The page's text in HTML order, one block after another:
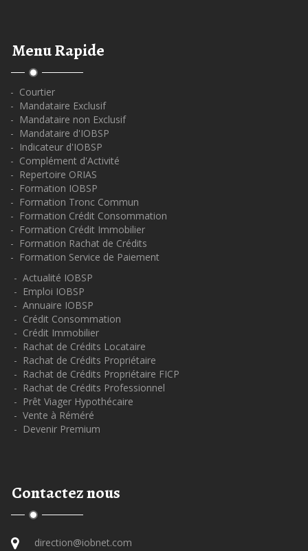
Menu Rapide
- Courtier
- Mandataire Exclusif
- Mandataire non Exclusif
- Mandataire d'IOBSP
- Indicateur d'IOBSP
- Complément d'Activité
- Repertoire ORIAS
- Formation IOBSP
- Formation Tronc Commun
- Formation Crédit Consommation
- Formation Crédit Immobilier
- Formation Rachat de Crédits
- Formation Service de Paiement
- Actualité IOBSP
- Emploi IOBSP
- Annuaire IOBSP
- Crédit Consommation
- Crédit Immobilier
- Rachat de Crédits Locataire
- Rachat de Crédits Propriétaire
- Rachat de Crédits Propriétaire FICP
- Rachat de Crédits Professionnel
- Prêt Viager Hypothécaire
- Vente à Réméré
- Devenir Premium
Contactez nous
direction@iobnet.com